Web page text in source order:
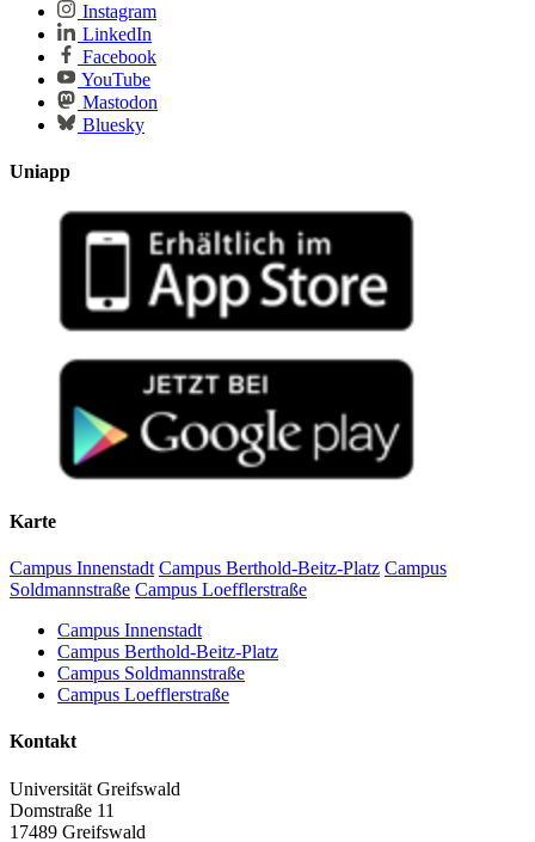
Instagram
LinkedIn
Facebook
YouTube
Mastodon
Bluesky
Uniapp
Karte
Campus Innenstadt Campus Berthold-Beitz-Platz Campus
Soldmannstraße Campus Loefflerstraße
Campus Innenstadt
Campus Berthold-Beitz-Platz
Campus Soldmannstraße
Campus Loefflerstraße
Kontakt
Universität Greifswald
Domstraße 11
17489 Greifswald